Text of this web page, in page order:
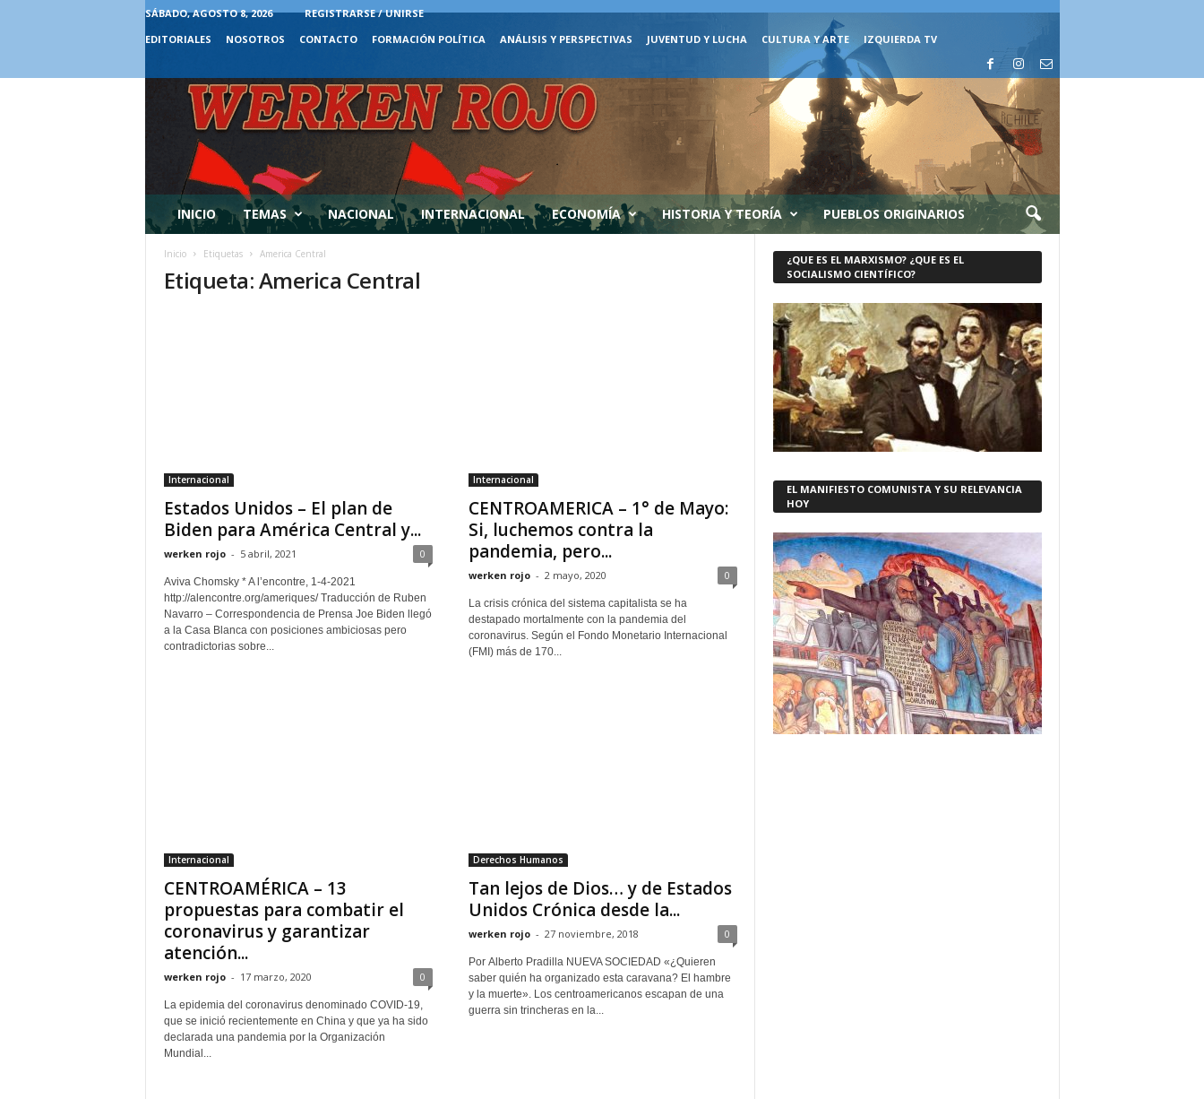
SÁBADO, AGOSTO 8, 2026
REGISTRARSE / UNIRSE
EDITORIALES
NOSOTROS CONTACTO FORMACIÓN POLÍTICA ANÁLISIS Y PERSPECTIVAS JUVENTUD Y LUCHA CULTURA Y ARTE IZQUIERDA TV
INICIO TEMAS NACIONAL INTERNACIONAL ECONOMÍA HISTORIA Y TEORÍA PUEBLOS ORIGINARIOS
Inicio Etiquetas America Central
Etiqueta: America Central
Internacional
Estados Unidos – El plan de
Biden para América Central y...
werken rojo - 5 abril, 2021 0
Aviva Chomsky * A l’encontre, 1-4-2021
http://alencontre.org/ameriques/ Traducción de Ruben
Navarro – Correspondencia de Prensa Joe Biden llegó
a la Casa Blanca con posiciones ambiciosas pero
contradictorias sobre...
Internacional
CENTROAMERICA – 1° de Mayo:
Si, luchemos contra la
pandemia, pero...
werken rojo - 2 mayo, 2020 0
La crisis crónica del sistema capitalista se ha
destapado mortalmente con la pandemia del
coronavirus. Según el Fondo Monetario Internacional
(FMI) más de 170...
Internacional
CENTROAMÉRICA – 13
propuestas para combatir el
coronavirus y garantizar
atención...
werken rojo - 17 marzo, 2020 0
La epidemia del coronavirus denominado COVID-19,
que se inició recientemente en China y que ya ha sido
declarada una pandemia por la Organización
Mundial...
Derechos Humanos
Tan lejos de Dios… y de Estados
Unidos Crónica desde la...
werken rojo - 27 noviembre, 2018 0
Por Alberto Pradilla NUEVA SOCIEDAD «¿Quieren
saber quién ha organizado esta caravana? El hambre
y la muerte». Los centroamericanos escapan de una
guerra sin trincheras en la...
¿QUE ES EL MARXISMO? ¿QUE ES EL
SOCIALISMO CIENTÍFICO?
EL MANIFIESTO COMUNISTA Y SU RELEVANCIA
HOY